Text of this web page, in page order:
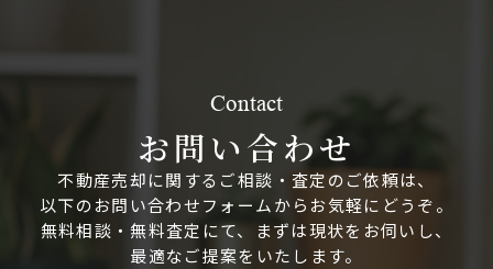
Contact
お問い合わせ
不動産売却に関するご相談・査定のご依頼は、
以下のお問い合わせフォームからお気軽にどうぞ。
無料相談・無料査定にて、まずは現状をお伺いし、
最適なご提案をいたします。